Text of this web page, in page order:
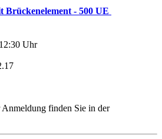
Brückenelement - 500 UE
Uhr
finden Sie in der